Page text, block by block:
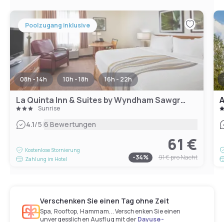
Poolzugang inklusive
08h - 14h 10h - 18h 16h - 22h
La Quinta Inn & Suites by Wyndham Sawgrass
Sunrise
4.1/5|6 Bewertungen
Kostenlose Stornierung
Zahlung im Hotel
61 €
-34% 91 €pro Nacht
Verschenken Sie einen Tag ohne Zeit
Spa, Rooftop, Hammam... Verschenken Sie einen
unvergesslichen Ausflug mit derDayuse-